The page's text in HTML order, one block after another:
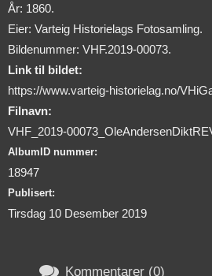
År: 1860.
Eier: Varteig Historielags Fotosamling.
Bildenummer: VHF.2019-00073.
Link til bildet:
https://www.varteig-historielag.no/
Filnavn:
VHF_2019-
AlbumID nummer:
18947
Publisert:
Tirsdag 10 Desember 2019
 Kommentarer (0)